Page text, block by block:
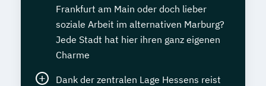
Frankfurt am Main oder doch lieber
soziale Arbeit im alternativen Marburg?
Jede Stadt hat hier ihren ganz eigenen
Charme
Dank der zentralen Lage Hessens reist